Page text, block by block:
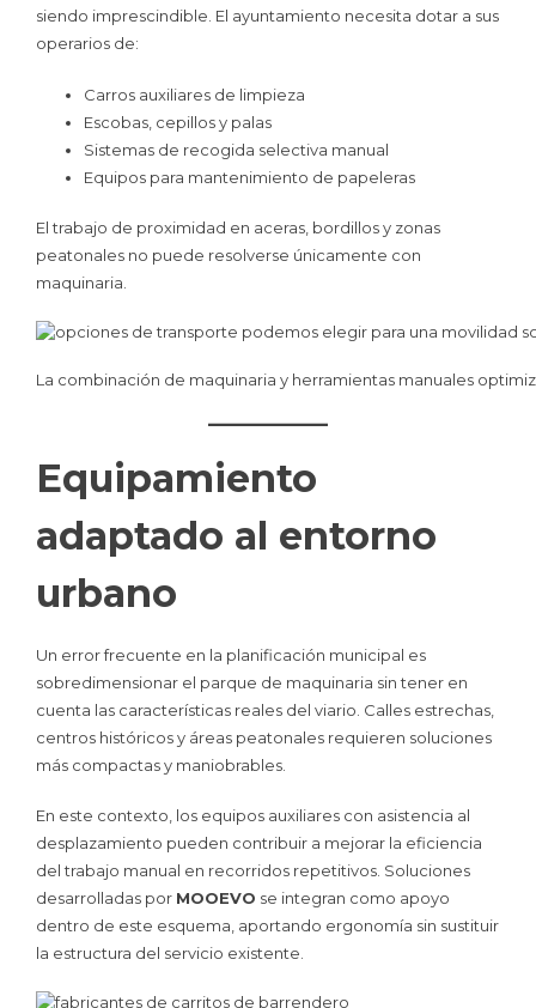
siendo imprescindible. El ayuntamiento necesita dotar a sus
operarios de:
Carros auxiliares de limpieza
Escobas, cepillos y palas
Sistemas de recogida selectiva manual
Equipos para mantenimiento de papeleras
El trabajo de proximidad en aceras, bordillos y zonas
peatonales no puede resolverse únicamente con
maquinaria.
La combinación de maquinaria y herramientas manuales
Equipamiento
adaptado al entorno
urbano
Un error frecuente en la planificación municipal es
sobredimensionar el parque de maquinaria sin tener en
cuenta las características reales del viario. Calles estrechas,
centros históricos y áreas peatonales requieren soluciones
más compactas y maniobrables.
En este contexto, los equipos auxiliares con asistencia al
desplazamiento pueden contribuir a mejorar la eficiencia
del trabajo manual en recorridos repetitivos. Soluciones
desarrolladas por MOOEVO se integran como apoyo
dentro de este esquema, aportando ergonomía sin sustituir
la estructura del servicio existente.